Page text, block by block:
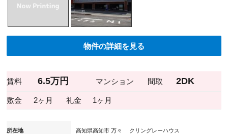
物件の詳細を見る
賃料 6.5万円 マンション 間取 2DK
敷金 2ヶ月 礼金 1ヶ月
所在地 高知県高知市 万々 クリングレーハウス